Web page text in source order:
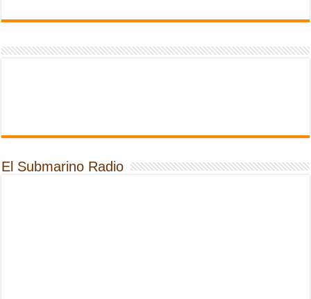
El Submarino Radio